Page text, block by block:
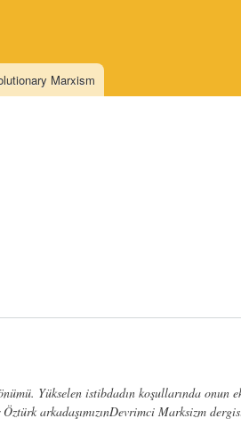
Marxism
Yükselen istibdadın koşullarında
arkadaşımızınDevrimci Marksizm